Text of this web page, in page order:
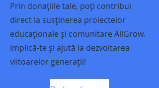
Prin donațiile tale, poți contribui
direct la susținerea proiectelor
educaționale și comunitare AllGrow.
Implică-te și ajută la dezvoltarea
viitoarelor generații!